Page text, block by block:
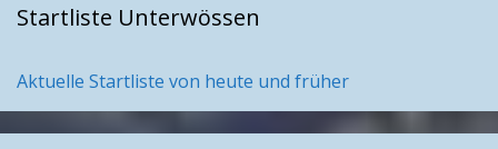
Startliste Unterwössen
Aktuelle Startliste von heute und früher